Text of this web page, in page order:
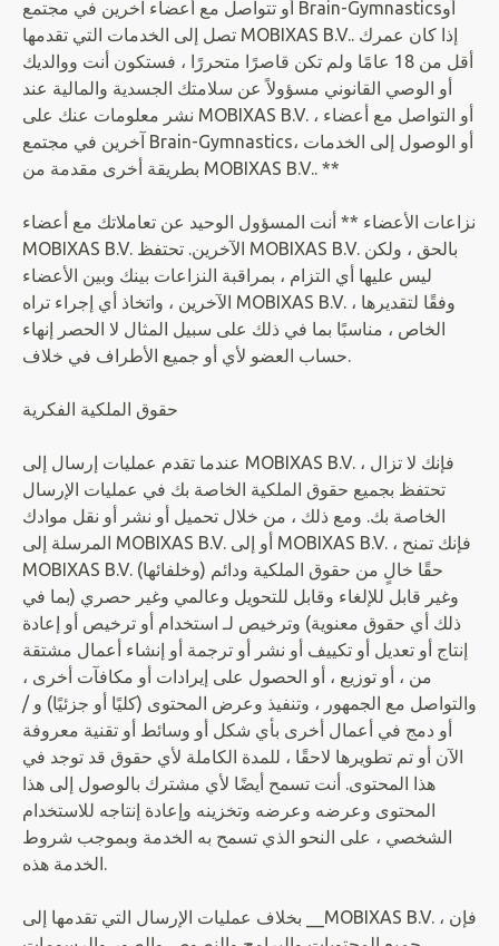
أو تتواصل مع أعضاء آخرين في مجتمع Brain-Gymnasticsأو
تصل إلى الخدمات التي تقدمها MOBIXAS B.V.. إذا كان عمرك
أقل من 18 عامًا ولم تكن قاصرًا متحررًا ، فستكون أنت ووالديك
أو الوصي القانوني مسؤولاً عن سلامتك الجسدية والمالية عند
نشر معلومات عنك على MOBIXAS B.V. ، أو التواصل مع أعضاء
آخرين في مجتمع Brain-Gymnastics، أو الوصول إلى الخدمات
بطريقة أخرى مقدمة من MOBIXAS B.V.. **
نزاعات الأعضاء ** أنت المسؤول الوحيد عن تعاملاتك مع أعضاء
MOBIXAS B.V. الآخرين. تحتفظ MOBIXAS B.V. بالحق ، ولكن
ليس عليها أي التزام ، بمراقبة النزاعات بينك وبين الأعضاء
الآخرين ، واتخاذ أي إجراء تراه MOBIXAS B.V. ، وفقًا لتقديرها
الخاص ، مناسبًا بما في ذلك على سبيل المثال لا الحصر إنهاء
حساب العضو لأي أو جميع الأطراف في خلاف.
حقوق الملكية الفكرية
عندما تقدم عمليات إرسال إلى MOBIXAS B.V. ، فإنك لا تزال
تحتفظ بجميع حقوق الملكية الخاصة بك في عمليات الإرسال
الخاصة بك. ومع ذلك ، من خلال تحميل أو نشر أو نقل موادك
المرسلة إلى MOBIXAS B.V. أو إلى MOBIXAS B.V. ، فإنك تمنح
MOBIXAS B.V. (وخلفائها) حقًا خالٍ من حقوق الملكية ودائم
وغير قابل للإلغاء وقابل للتحويل وعالمي وغير حصري (بما في
ذلك أي حقوق معنوية) وترخيص لـ استخدام أو ترخيص أو إعادة
إنتاج أو تعديل أو تكييف أو نشر أو ترجمة أو إنشاء أعمال مشتقة
من ، أو توزيع ، أو الحصول على إيرادات أو مكافآت أخرى ،
والتواصل مع الجمهور ، وتنفيذ وعرض المحتوى (كليًا أو جزئيًا) و /
أو دمج في أعمال أخرى بأي شكل أو وسائط أو تقنية معروفة
الآن أو تم تطويرها لاحقًا ، للمدة الكاملة لأي حقوق قد توجد في
هذا المحتوى. أنت تسمح أيضًا لأي مشترك بالوصول إلى هذا
المحتوى وعرضه وعرضه وتخزينه وإعادة إنتاجه للاستخدام
الشخصي ، على النحو الذي تسمح به الخدمة وبموجب شروط
الخدمة هذه.
بخلاف عمليات الإرسال التي تقدمها إلى __MOBIXAS B.V. ، فإن